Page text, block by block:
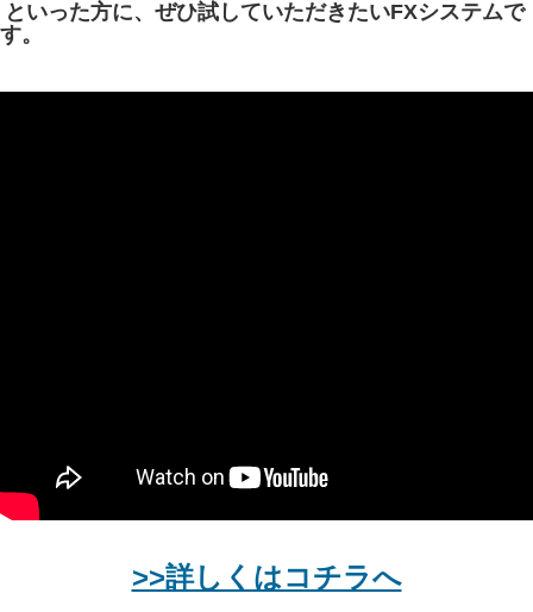
といった方に、ぜひ試していただきたいFXシステムで
す。
>>詳しくはコチラへ